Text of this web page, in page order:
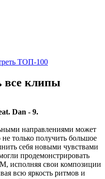
ТОП-100
все клипы
Dan - 9.
направлениями может
только получить большое
себя новыми чувствами
продемонстрировать
исполняя свои композиции
всю яркость ритмов и